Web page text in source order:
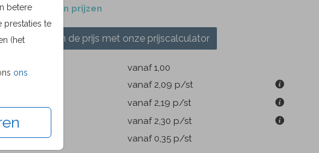
betere
prestaties te
(het
ons
Formaten en prijzen
Bereken de prijs met onze prijscalculator
vanaf 1,00
vanaf 2,09 p/st
vanaf 2,19 p/st
15 × 15 cm
vanaf 2,30 p/st
Enveloppen
vanaf 0,35 p/st